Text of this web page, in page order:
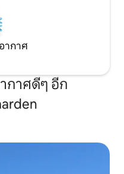
ากาศ
กาศดีๆ อีก